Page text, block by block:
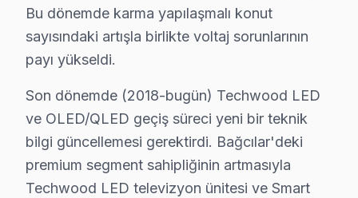
Bağcılar × Techwood: Yerel İçerik ve Deneyim
Bağcılar'deki Techwood teknik servis deneyimi,
Techwood Smart akıllı TV modellerindeki HDMI
Bağcılar'deki müşteri güvenini soyut vaatler yerine
Bu tür vakalar Bağcılar'de aylık 45 başvurunun
Bağcılar'de 18 yıllık güven ilişkisi, bu tür dürüst
Bu dönemde karma yapılaşmalı konut
sayısındaki artışla birlikte voltaj sorunlarının
payı yükseldi.
Son dönemde (2018-bugün) Techwood LED
ve OLED/QLED geçiş süreci yeni bir teknik
bilgi güncellemesi gerektirdi. Bağcılar'deki
premium segment sahipliğinin artmasıyla
Techwood LED televizyon ünitesi ve Smart